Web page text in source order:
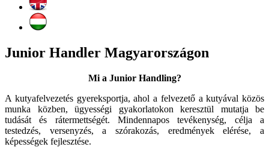
Junior Handler Magyarországon
Mi a Junior Handling?
A kutyafelvezetés gyereksportja, ahol a felvezető a kutyával közös
munka közben, ügyességi gyakorlatokon keresztül mutatja be
tudását és rátermettségét. Mindennapos tevékenység, célja a
testedzés, versenyzés, a szórakozás, eredmények elérése, a
képességek fejlesztése.